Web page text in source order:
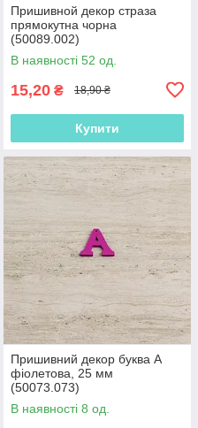
Пришивной декор страза
прямокутна чорна
(50089.002)
В наявності 52 од.
15,20 ₴ 18,90 ₴
Купити
Пришивний декор буква A
фіолетова, 25 мм
(50073.073)
В наявності 8 од.